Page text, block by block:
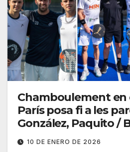
Chamboulement en
París posa fi a les
González, Paquito /
Leal / Guerrero
10 DE ENERO DE 2026